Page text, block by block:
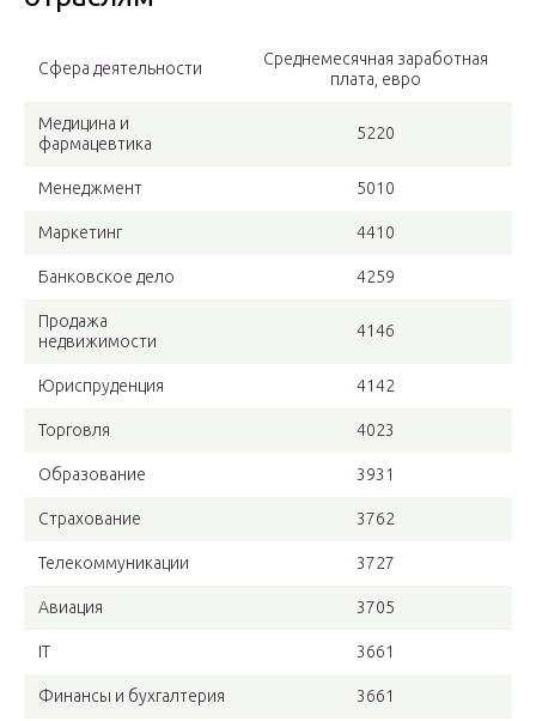
Сфера деятельности
Среднемесячная заработная
плата, евро
Медицина и
фармацевтика
5220
Менеджмент 5010
Маркетинг 4410
Банковское дело 4259
Продажа
недвижимости
4146
Юриспруденция 4142
Торговля 4023
Образование 3931
Страхование 3762
Телекоммуникации 3727
Авиация 3705
IT 3661
Финансы и бухгалтерия 3661